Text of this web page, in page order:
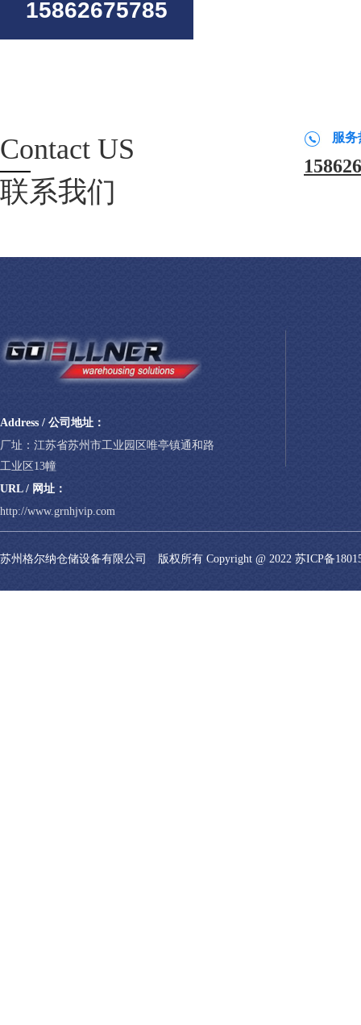
15862675785
Contact US
联系我们
服务
Address / 公司地址：
厂址：江苏省苏州市工业园区唯亭镇通和路
工业区13幢
URL / 网址：
http://www.grnhjvip.com
苏州格尔纳仓储设备有限公司 版权所有 Copyright @ 2022 苏ICP备